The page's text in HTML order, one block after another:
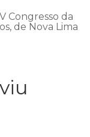
Congresso da
de Nova Lima